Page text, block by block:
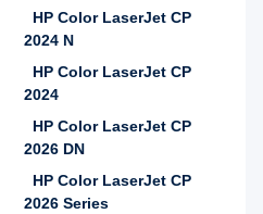
HP Color LaserJet CP
2024 N
HP Color LaserJet CP
2024
HP Color LaserJet CP
2026 DN
HP Color LaserJet CP
2026 Series